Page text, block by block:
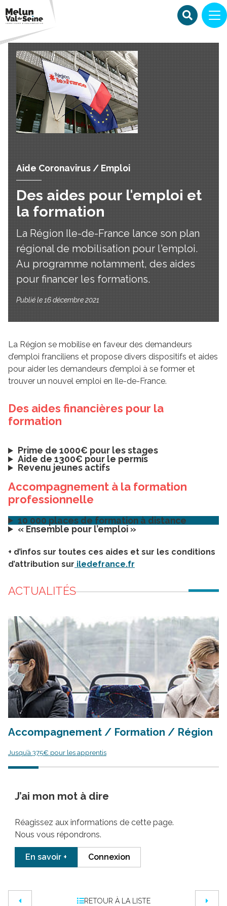
Aide Coronavirus / Emploi
Des aides pour l'emploi et
la formation
La Région Ile-de-France lance son plan
régional de mobilisation pour l'emploi.
Au programme notamment, des aides
pour financer les formations.
Publié le 16 décembre 2021
La Région se mobilise en faveur des demandeurs
d’emploi franciliens et propose divers dispositifs et aides
pour aider les demandeurs d’emploi à se former et
trouver un nouvel emploi en Ile-de-France.
Des aides financières pour la
formation
Prime de 1000€ pour les stages
Aide de 1300€ pour le permis
Revenu jeunes actifs
Accompagnement à la formation
professionnelle
10 000 places de formation à distance
« Ensemble pour l’emploi »
+ d’infos sur toutes ces aides et sur les conditions
d’attribution sur iledefrance.fr
ACTUALITÉS
Accompagnement / Formation / Région
Jusqu’à 375€ pour les apprentis
J’ai mon mot à dire
Réagissez aux informations de cette page.
Nous vous répondrons.
En savoir + Connexion
RETOUR À LA LISTE